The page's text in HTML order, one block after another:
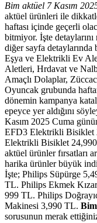
Bim aktüel 7 Kasım
aktüel ürünleri ile
haftası içinde geçerli
bitmiyor. İşte
diğer sayfa
Eşya ve Elektrikli Ev
Aletleri, Hrdavat ve
Amaçlı Dolaplar,
Oyuncak grubunda
dönemin kampanya
epeyce yer aldığını
Kasım 2025 Cuma
EFD3 Elektrikli
Elektrikli Bisiklet
aktüel ürünler fırsatları
harika ürünler büyük
İşte; Philips Süpürge
TL. Philips Ekmek
999 TL. Philips
Makinesi 3,990 TL.
sorusunun merak